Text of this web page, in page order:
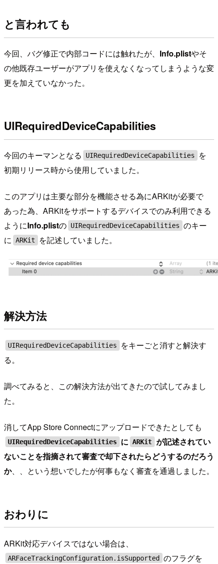
と言われても
今回、バグ修正で内部コードには触れたが、 Info.plistやそ
の他既存ユーザーがアプリを使えなくなってしまうような変
更を加えていなかった。
UIRequiredDeviceCapabilities
今回のキーマンとなる UIRequiredDeviceCapabilities
を
初期リリース時から使用していました。
このアプリは主要な部分を機能させる為にARKitが必要で
あった為、ARKitをサポートするデバイスでのみ利用できる
ようにInfo.plistの UIRequiredDeviceCapabilities のキー
に ARKit を記述していました。
解決方法
UIRequiredDeviceCapabilities
をキーごと消すと解決す
る。
調べてみると、この解決方法が出てきたので試してみまし
た。
消してApp Store Connectにアップロードできたとしても
UIRequiredDeviceCapabilities に ARKit が記述されてい
ないことを指摘されて審査で却下されたらどうするのだろう
か、、という想いでしたが何事もなく審査を通過しました。
おわりに
ARKit対応デバイスではない場合は、
ARFaceTrackingConfiguration.isSupported
のフラグを